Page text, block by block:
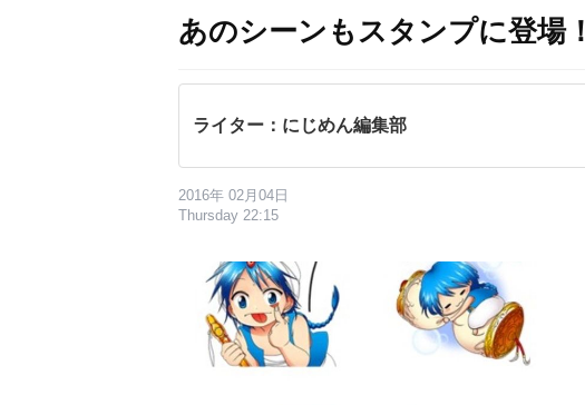
あのシーンもスタンプに登場！
ライター：にじめん編集部
2016年 02月04日
Thursday 22:15